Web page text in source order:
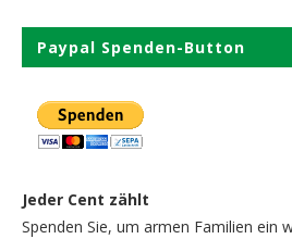
Paypal Spenden-Button
Jeder Cent zählt
Spenden Sie, um armen Familien ein